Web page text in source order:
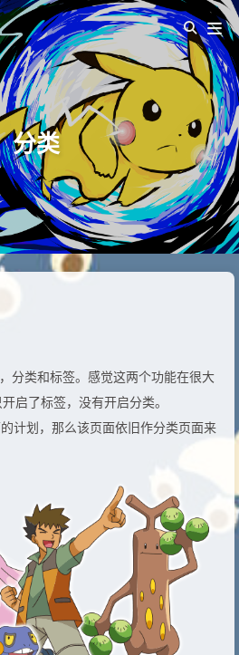
分类
分类和标签。感觉这两个功能在很大
启了标签，没有开启分类。
计划，那么该页面依旧作分类页面来